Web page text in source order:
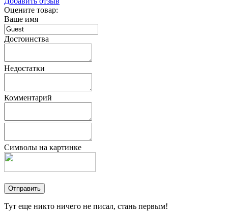
Оцените товар:
Ваше имя
Достоинства
Недостатки
Комментарий
Символы на картинке
Тут еще никто ничего не писал, стань первым!